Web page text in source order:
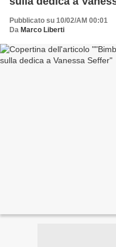
Pubblicato su 10/02/AM 00:01
Da Marco Liberti